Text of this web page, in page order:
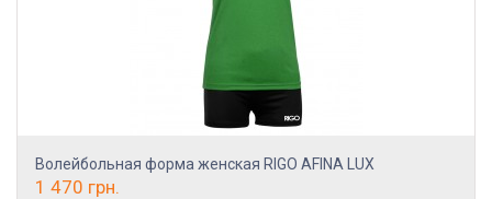
Волейбольная форма женская RIGO AFINA LUX
1 470 грн.